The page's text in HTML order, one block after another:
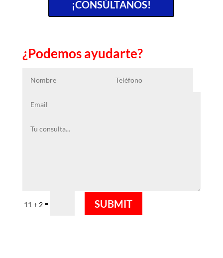
¡CONSÚLTANOS!
¿Podemos ayudarte?
11 + 2= SUBMIT